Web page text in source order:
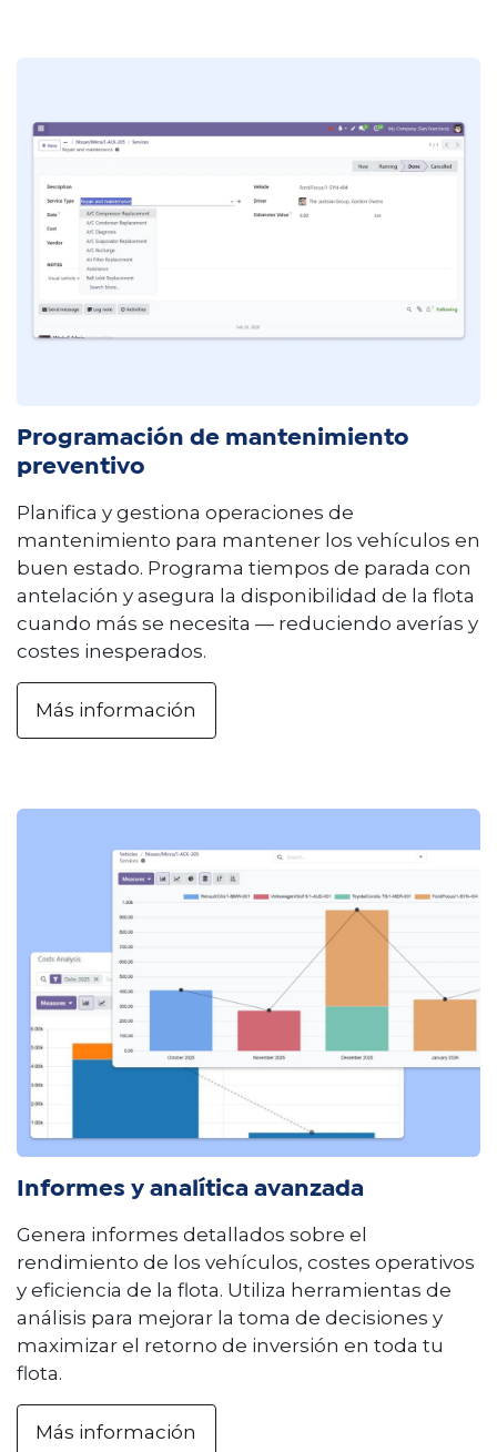
Programación de mantenimiento
preventivo
Planifica y gestiona operaciones de
mantenimiento para mantener los vehículos en
buen estado. Programa tiempos de parada con
antelación y asegura la disponibilidad de la flota
cuando más se necesita — reduciendo averías y
costes inesperados.
Más información
Informes y analítica avanzada
Genera informes detallados sobre el
rendimiento de los vehículos, costes operativos
y eficiencia de la flota. Utiliza herramientas de
análisis para mejorar la toma de decisiones y
maximizar el retorno de inversión en toda tu
flota.
Más información